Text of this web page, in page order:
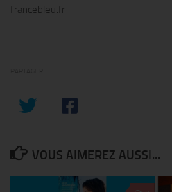
francebleu.fr
VOUS AIMEREZ AUSSI...